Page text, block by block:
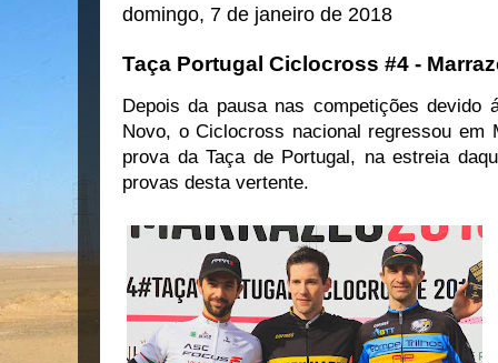
domingo, 7 de janeiro de 2018
Taça Portugal Ciclocross #4 -
Depois da pausa nas competições devido
Novo, o Ciclocross nacional regressou em
prova da Taça de Portugal, na estreia
provas desta vertente.